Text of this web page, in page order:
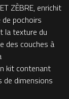
ZÈBRE, enrichit
pochoirs
la texture du
des couches à
kit contenant
de dimensions